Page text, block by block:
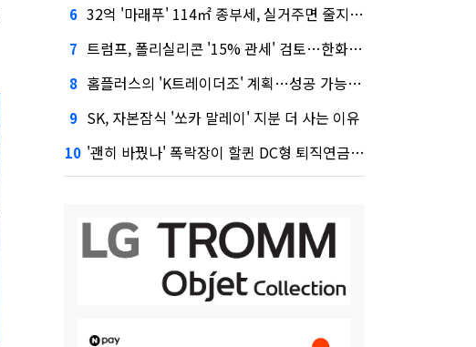
6 32억 '마래푸' 114㎡ 종부세, 실거주면 줄지만 안 살면 2.5배
7 트럼프, 폴리실리콘 '15% 관세' 검토…한화큐셀·OCI 영향은?
8 홈플러스의 'K트레이더조' 계획…성공 가능성은 '글쎄'
9 SK, 자본잠식 '쏘카 말레이' 지분 더 사는 이유
10 '괜히 바꿨나' 폭락장이 할퀸 DC형 퇴직연금…전문가 조언은